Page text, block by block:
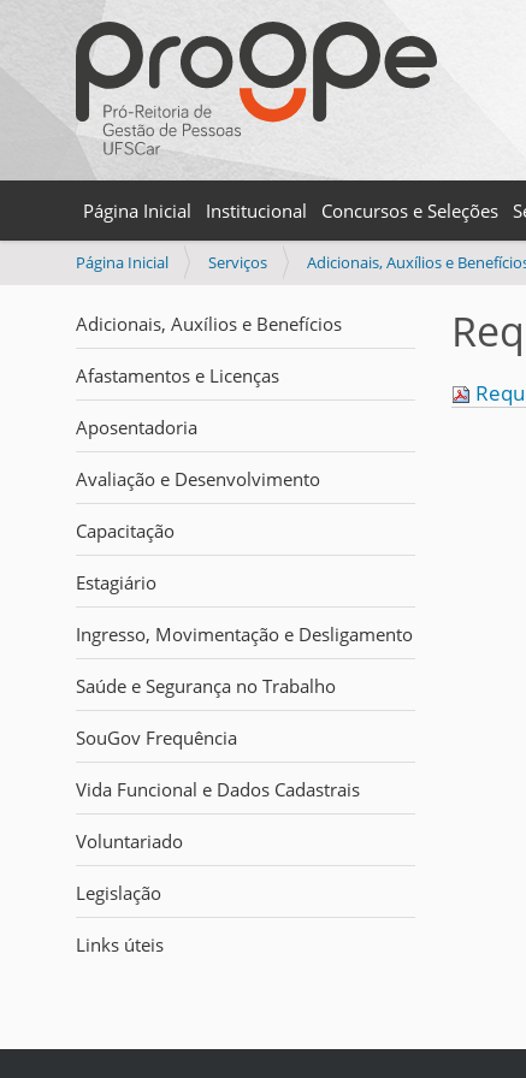
Página Inicial Institucional Concursos e Seleções
V
ê
s
á
q
i
Página Inicial Serviços Adicionais, Auxílios e
Adicionais, Auxílios e Benefícios
Afastamentos e Licenças
Aposentadoria
Avaliação e Desenvolvimento
Capacitação
Estagiário
Ingresso, Movimentação e Desligamento
Saúde e Segurança no Trabalho
SouGov Frequência
Vida Funcional e Dados Cadastrais
Voluntariado
Legislação
Links úteis